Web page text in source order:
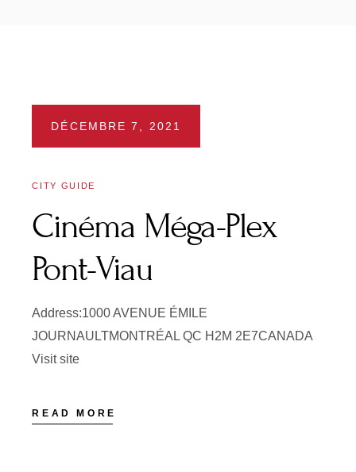
DÉCEMBRE 7, 2021
CITY GUIDE
Cinéma Méga-Plex
Pont-Viau
Address:1000 AVENUE ÉMILE
JOURNAULTMONTRÉAL QC H2M 2E7CANADA
Visit site
READ MORE